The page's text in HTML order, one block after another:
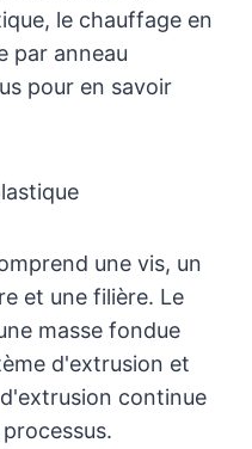
le chauffage en
par anneau
pour en savoir
une vis, un
et une filière. Le
masse fondue
d'extrusion et
continue